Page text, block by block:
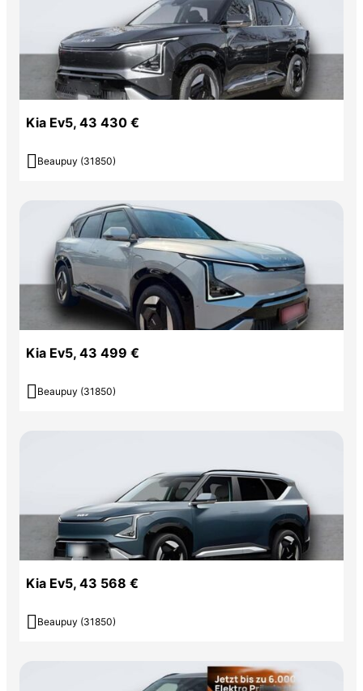
Kia Ev5, 43 430 €
 Beaupuy (31850)
Kia Ev5, 43 499 €
 Beaupuy (31850)
Kia Ev5, 43 568 €
 Beaupuy (31850)